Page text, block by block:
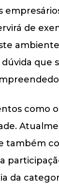
de
que
como
também
da